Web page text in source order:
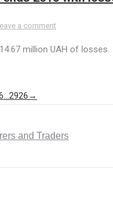
a comment
million UAH of losses.
…2926 →
and Traders